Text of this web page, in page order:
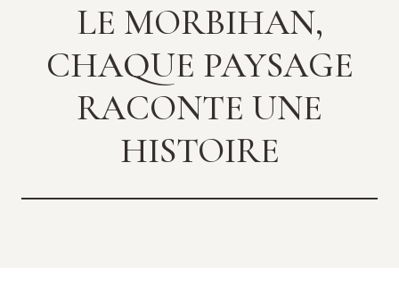
LE MORBIHAN,
CHAQUE PAYSAGE
RACONTE UNE
HISTOIRE